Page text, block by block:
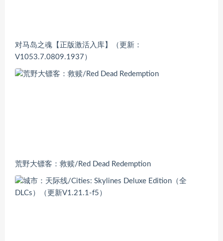
对马岛之魂【正版激活入库】（更新：
V1053.7.0809.1937）
荒野大镖客：救赎/Red Dead Redemption